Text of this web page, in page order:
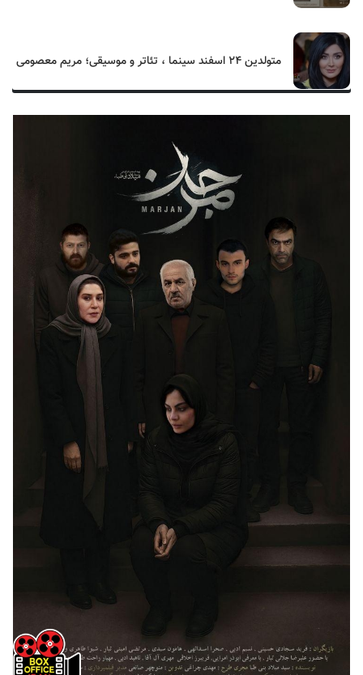
متولدین ۲۴ اسفند سینما ، تئاتر و موسیقی؛ مریم معصومی